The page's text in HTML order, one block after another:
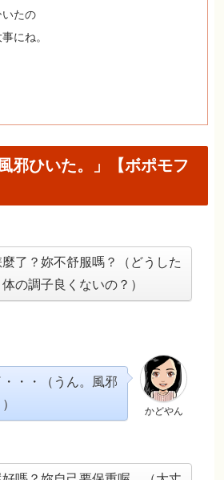
いたの
にね。
邪ひいた。」【ボポモフ
了？妳不舒服嗎？（どうした
の調子良くないの？）
かどやん
・・（うん。風邪